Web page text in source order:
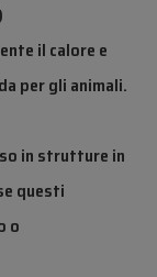
il calore e
per gli animali.
in strutture in
questi
o